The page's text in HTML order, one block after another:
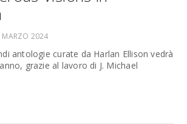
MARZO 2024
antologie curate da Harlan Ellison vedrà
grazie al lavoro di J. Michael